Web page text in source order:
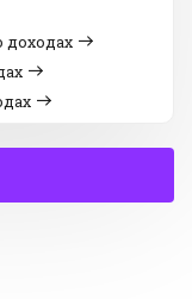
доходах